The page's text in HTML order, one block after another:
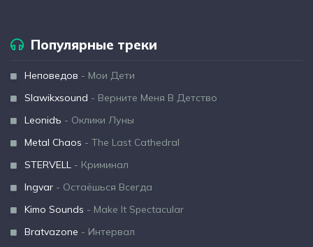
Популярные треки
Неповедов - Мои Дети
Slawikxsound - Верните Меня В Детство
Leonidъ - Оклики Луны
Metal Chaos - The Last Cathedral
STERVELL - Криминал
Ingvar - Остаёшься Всегда
Kimo Sounds - Make It Spectacular
Bratvazone - Интервал